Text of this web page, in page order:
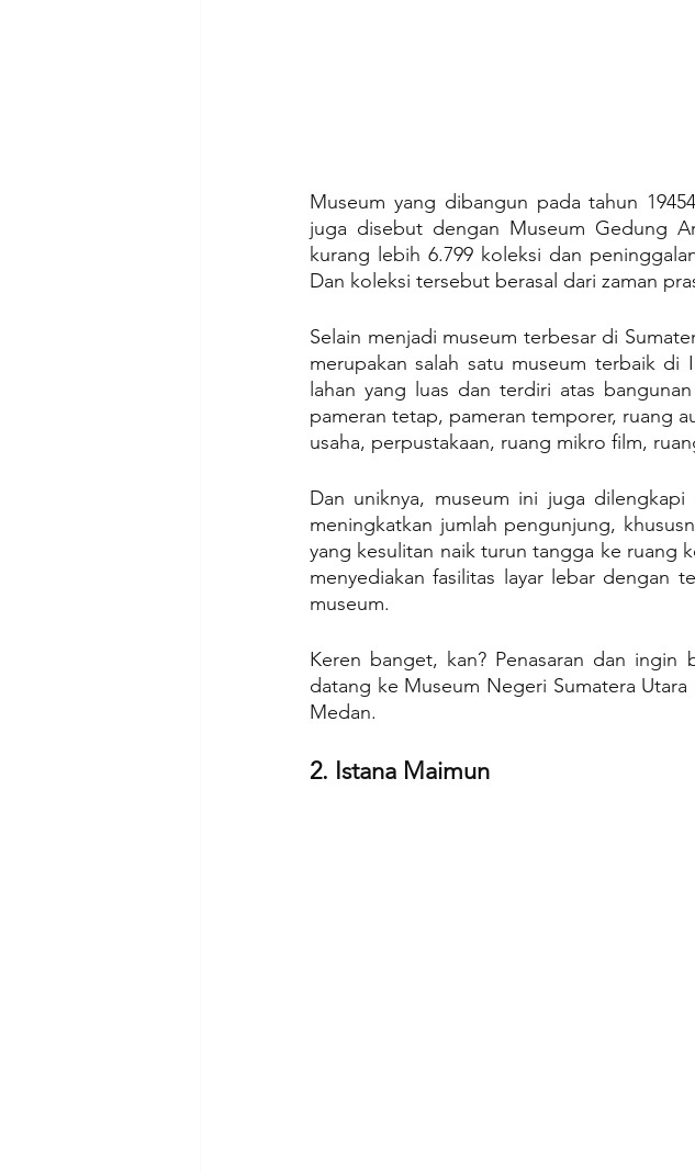
Museum yang dibangun pada tahun
juga disebut dengan Museum Gedung
kurang lebih 6.799 koleksi dan
Dan koleksi tersebut berasal dari zaman
Selain menjadi museum terbesar di
merupakan salah satu museum terbaik di
lahan yang luas dan terdiri atas
pameran tetap, pameran temporer, ruang
usaha, perpustakaan, ruang mikro film,
Dan uniknya, museum ini juga
meningkatkan jumlah pengunjung,
yang kesulitan naik turun tangga ke ruang
menyediakan fasilitas layar lebar dengan
museum.
Keren banget, kan? Penasaran dan
datang ke Museum Negeri Sumatera
Medan.
2. Istana Maimun